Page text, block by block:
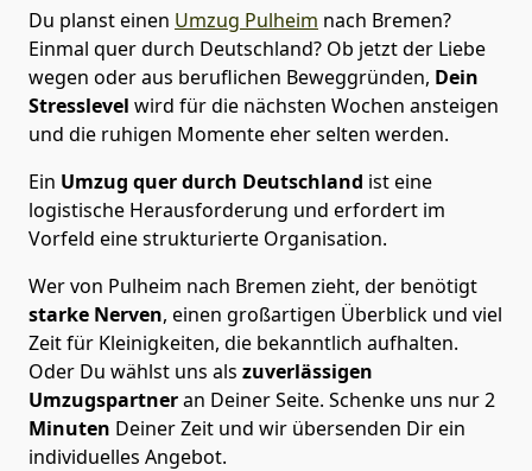
Du planst einen Umzug Pulheim nach Bremen?
Einmal quer durch Deutschland? Ob jetzt der Liebe
wegen oder aus beruflichen Beweggründen, Dein
Stresslevel wird für die nächsten Wochen ansteigen
und die ruhigen Momente eher selten werden.
Ein Umzug quer durch Deutschland ist eine
logistische Herausforderung und erfordert im
Vorfeld eine strukturierte Organisation.
Wer von Pulheim nach Bremen zieht, der benötigt
starke Nerven, einen großartigen Überblick und viel
Zeit für Kleinigkeiten, die bekanntlich aufhalten.
Oder Du wählst uns als zuverlässigen
Umzugspartneran Deiner Seite. Schenke uns nur2
Minuten Deiner Zeit und wir übersenden Dir ein
individuelles Angebot.